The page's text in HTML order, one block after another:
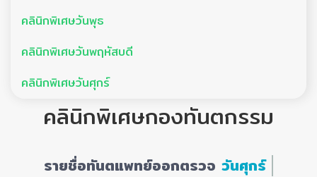
คลินิกพิเศษวันพุธ
คลินิกพิเศษวันพฤหัสบดี
คลินิกพิเศษวันศุกร์
คลินิกพิเศษกองทันตกรรม
รายชื่อทันตแพทย์ออกตรวจ วันศุกร์